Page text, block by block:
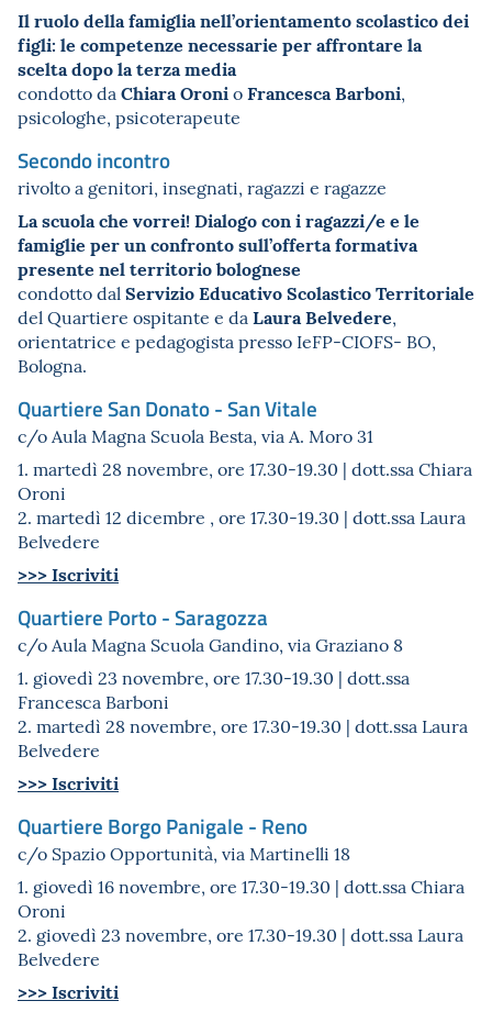
Il ruolo della famiglia nell’orientamento scolastico dei
figli: le competenze necessarie per affrontare la
scelta dopo la terza media
condotto da Chiara OronioFrancesca Barboni,
psicologhe, psicoterapeute
Secondo incontro
rivolto a genitori, insegnati, ragazzi e ragazze
La scuola che vorrei! Dialogo con i ragazzi/e e le
famiglie per un confronto sull’offerta formativa
presente nel territorio bolognese
condotto dal Servizio Educativo Scolastico Territoriale
del Quartiere ospitante e da Laura Belvedere,
orientatrice e pedagogista presso IeFP-CIOFS- BO,
Bologna.
Quartiere San Donato - San Vitale
c/o Aula Magna Scuola Besta, via A. Moro 31
1. martedì 28 novembre, ore 17.30-19.30 | dott.ssa Chiara
Oroni
2. martedì 12 dicembre , ore 17.30-19.30 | dott.ssa Laura
Belvedere
>>>Iscriviti
Quartiere Porto - Saragozza
c/o Aula Magna Scuola Gandino, via Graziano 8
1. giovedì 23 novembre, ore 17.30-19.30 | dott.ssa
Francesca Barboni
2. martedì 28 novembre, ore 17.30-19.30 | dott.ssa Laura
Belvedere
>>> Iscriviti
Quartiere Borgo Panigale - Reno
c/o Spazio Opportunità, via Martinelli 18
1. giovedì 16 novembre, ore 17.30-19.30 | dott.ssa Chiara
Oroni
2. giovedì 23 novembre, ore 17.30-19.30 | dott.ssa Laura
Belvedere
>>> Iscriviti